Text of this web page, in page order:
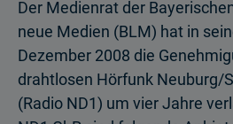
Der Medienrat der
neue Medien (BLM) hat in
Dezember 2008 die
drahtlosen Hörfunk Neuburg/
(Radio ND1) um vier Jahre